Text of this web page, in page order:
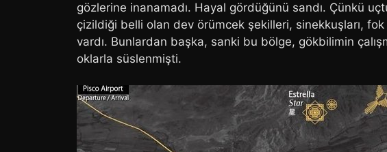
gözlerine inanamadı. Hayal gördüğünü sandı. Çünkü
çizildiği belli olan dev örümcek şekilleri, sinekkuşları,
vardı. Bunlardan başka, sanki bu bölge, gökbilimin
oklarla süslenmişti.